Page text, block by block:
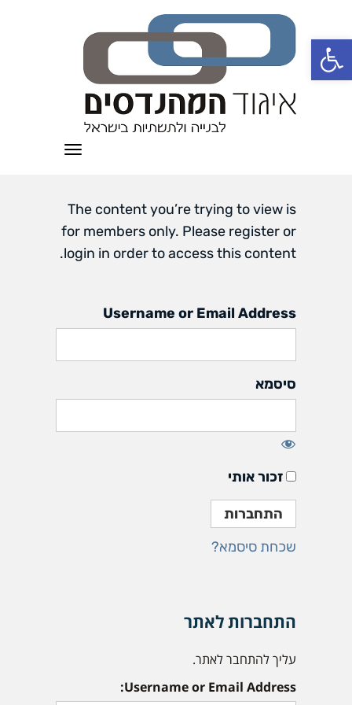
פתח סרגל נגישות
תפריט
The content you’re trying to view is
for members only. Please register or
login in order to access this content.
Username or Email Address
סיסמא
זכור אותי
שכחת סיסמא?
התחברות לאתר
עליך להתחבר לאתר.
Username or Email Address: